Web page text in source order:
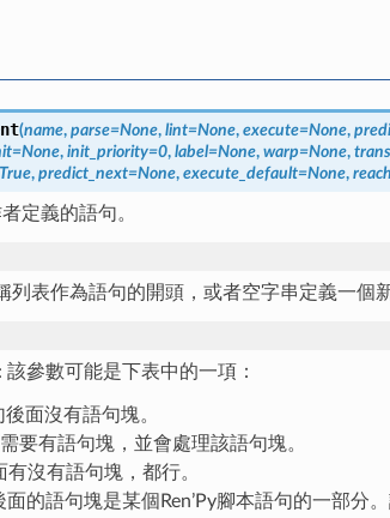
(name, parse=None, lint=None, execute=None,
=None, init_priority=0, label=None, warp=None,
, predict_next=None, execute_default=None,
定義的語句。
列表作為語句的開頭，或者空字串定義一個
該參數可能是下表中的一項：
面沒有語句塊。
要有語句塊，並會處理該語句塊。
有沒有語句塊，都行。
面的語句塊是某個Ren’Py腳本語句的一部分